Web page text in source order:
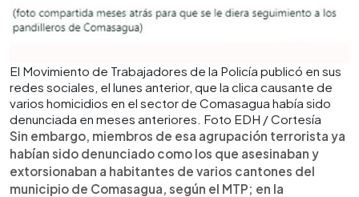
El Movimiento de Trabajadores de la Policía publicó en sus
redes sociales, el lunes anterior, que la clica causante de
varios homicidios en el sector de Comasagua había sido
denunciada en meses anteriores. Foto EDH / Cortesía
Sin embargo, miembros de esa agrupación terrorista ya
habían sido denunciado como los que asesinaban y
extorsionaban a habitantes de varios cantones del
municipio de Comasagua, según el MTP; en la